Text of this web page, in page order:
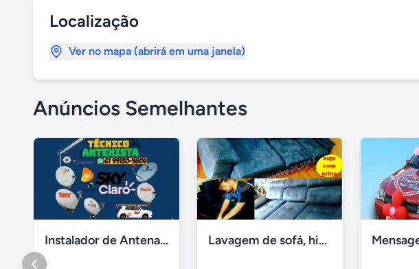
Localização
Ver no mapa (abrirá em uma janela)
Anúncios Semelhantes
Instalador de Antena Digital em Brasília Lavagem de sofá, higienização sofá, Impermeabilização